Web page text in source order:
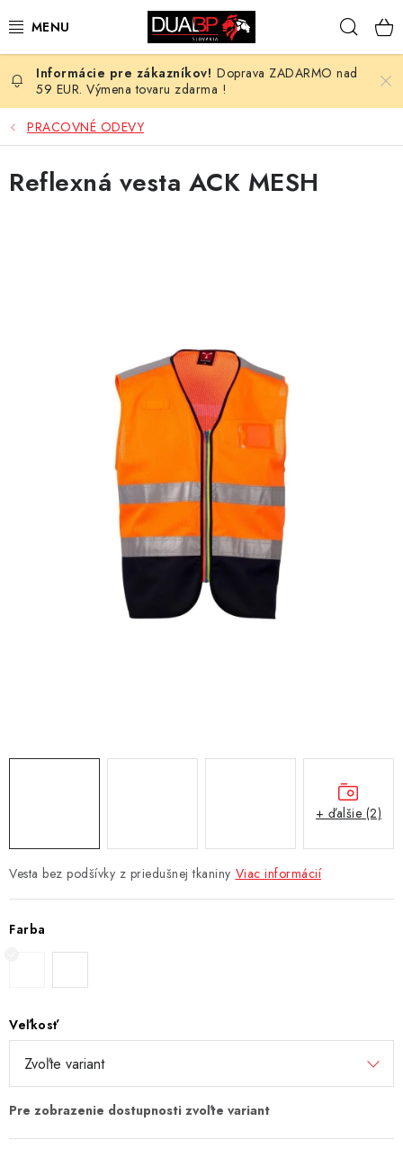
na
NOVÉ
PRACOVNÉ ODEVY
OBUV
Kontakt Chránená dielňa
Pre firmy
Doprava, platba a zľavy
Potlač lôg
Formulár na výmenu tovaru
Kto sme
Reklamačný poriadok
Akcie v predajniach
Formulár na vrátenie tovaru /odstúpenie od zmluvy
Doprava ZADARMO nad
59 EUR. Výmena tovaru zdarma !
PRACOVNÉ ODEVY
Vesta bez podšívky z priedušnej tkaniny Viac informácií
Farba
Veľkosť
Reflexná vesta ACK MESH
+ ďalšie (2)